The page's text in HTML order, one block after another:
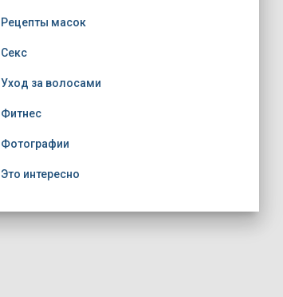
Рецепты масок
Секс
Уход за волосами
Фитнес
Фотографии
Это интересно